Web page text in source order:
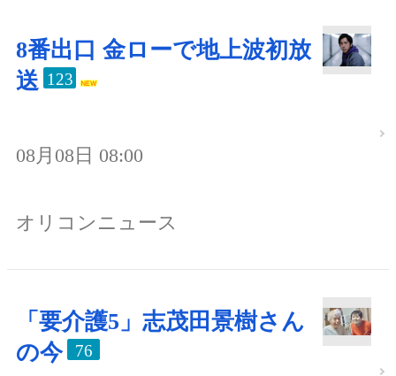
8番出口 金ローで地上波初放
送 123
08月08日 08:00
オリコンニュース
「要介護5」志茂田景樹さん
の今
76